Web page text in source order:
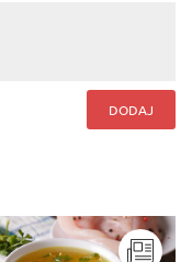
DODAJ